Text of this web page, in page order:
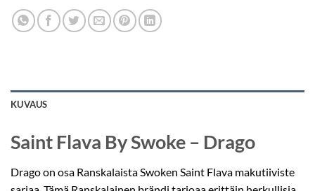
KUVAUS
Saint Flava By Swoke – Drago
Drago on osa Ranskalaista Swoken Saint Flava makutiiviste